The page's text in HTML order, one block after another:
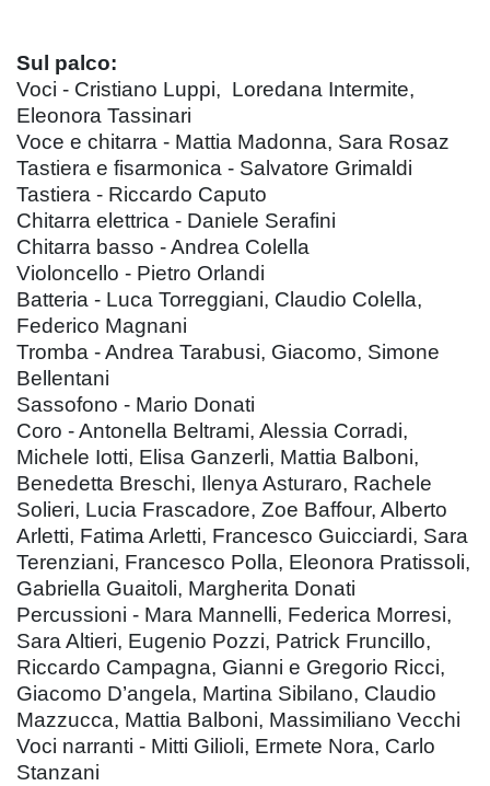
Sul palco:
Voci - Cristiano Luppi, Loredana Intermite,
Eleonora Tassinari
Voce e chitarra - Mattia Madonna, Sara Rosaz
Tastiera e fisarmonica - Salvatore Grimaldi
Tastiera - Riccardo Caputo
Chitarra elettrica - Daniele Serafini
Chitarra basso - Andrea Colella
Violoncello - Pietro Orlandi
Batteria - Luca Torreggiani, Claudio Colella,
Federico Magnani
Tromba - Andrea Tarabusi, Giacomo, Simone
Bellentani
Sassofono - Mario Donati
Coro - Antonella Beltrami, Alessia Corradi,
Michele Iotti, Elisa Ganzerli, Mattia Balboni,
Benedetta Breschi, Ilenya Asturaro, Rachele
Solieri, Lucia Frascadore, Zoe Baffour, Alberto
Arletti, Fatima Arletti, Francesco Guicciardi, Sara
Terenziani, Francesco Polla, Eleonora Pratissoli,
Gabriella Guaitoli, Margherita Donati
Percussioni - Mara Mannelli, Federica Morresi,
Sara Altieri, Eugenio Pozzi, Patrick Fruncillo,
Riccardo Campagna, Gianni e Gregorio Ricci,
Giacomo D’angela, Martina Sibilano, Claudio
Mazzucca, Mattia Balboni, Massimiliano Vecchi
Voci narranti - Mitti Gilioli, Ermete Nora, Carlo
Stanzani